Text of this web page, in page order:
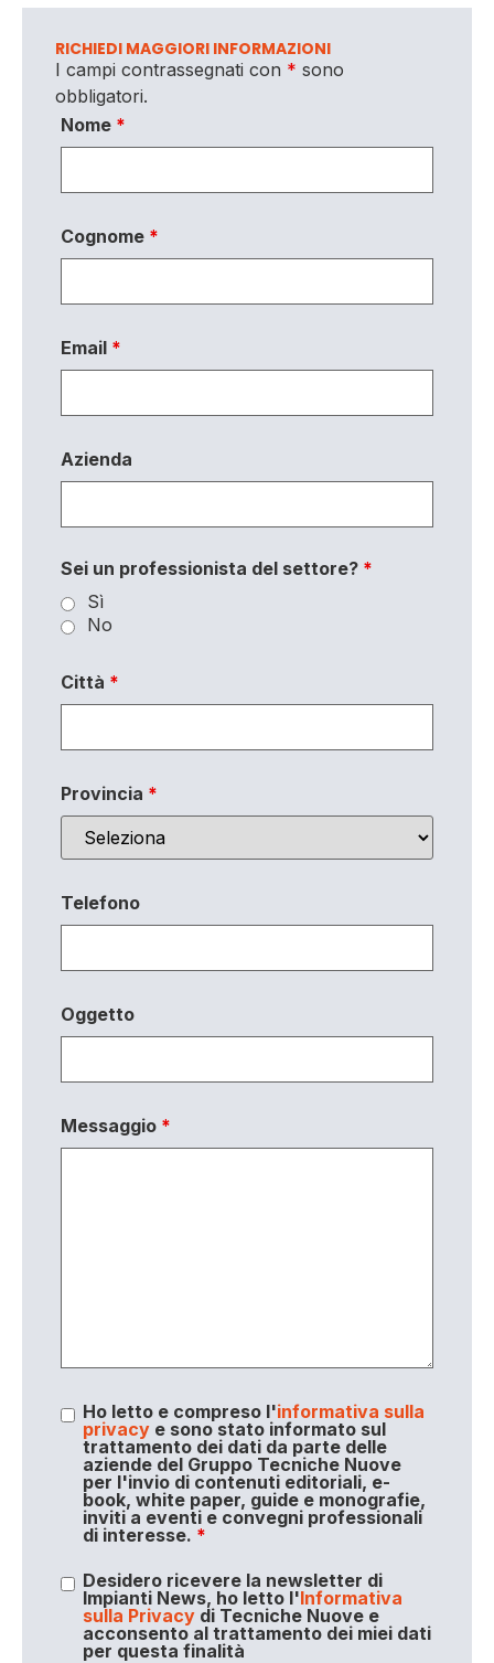
RICHIEDI MAGGIORI INFORMAZIONI
I campi contrassegnati con * sono
obbligatori.
Nome *
Cognome *
Email *
Azienda
Sei un professionista del settore? *
Sì
No
Città *
Provincia *
Telefono
Oggetto
Messaggio *
Ho letto e compreso l'informativa sulla
privacye sono stato informato sul
trattamento dei dati da parte delle
aziende del Gruppo Tecniche Nuove
per l'invio di contenuti editoriali, e-
book, white paper, guide e monografie,
inviti a eventi e convegni professionali
di interesse. *
Desidero ricevere la newsletter di
Impianti News, ho letto l'Informativa
sulla Privacydi Tecniche Nuove e
acconsento al trattamento dei miei dati
per questa finalità